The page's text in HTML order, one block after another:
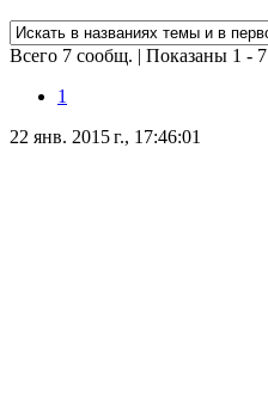
Всего 7 сообщ. | Показаны 1 - 7
1
22 янв. 2015 г., 17:46:01